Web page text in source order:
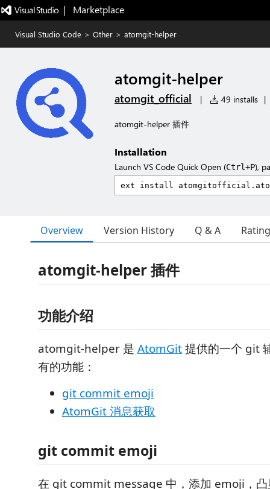
|   Marketplace
Visual Studio Code > Other > atomgit-helper
atomgit-helper
atomgit_official | 49 installs |
atomgit-helper 插件
Installation
Launch VS Code Quick Open (Ctrl+P),
Overview Version History Q & A
atomgit-helper 插件
功能介绍
atomgit-helper 是 AtomGit提供的一个 git
有的功能：
git commit emoji
AtomGit 消息获取
git commit emoji
在 git commit message 中，添加 emoji，